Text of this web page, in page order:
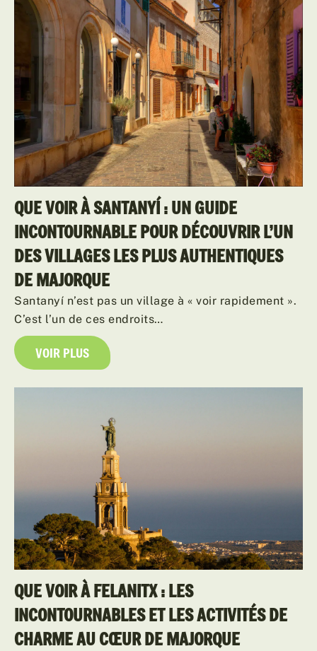
QUE VOIR À SANTANYÍ : UN GUIDE
INCONTOURNABLE POUR DÉCOUVRIR L’UN
DES VILLAGES LES PLUS AUTHENTIQUES
DE MAJORQUE
Santanyí n’est pas un village à « voir rapidement ».
C’est l’un de ces endroits…
VOIR PLUS
QUE VOIR À FELANITX : LES
INCONTOURNABLES ET LES ACTIVITÉS DE
CHARME AU CŒUR DE MAJORQUE